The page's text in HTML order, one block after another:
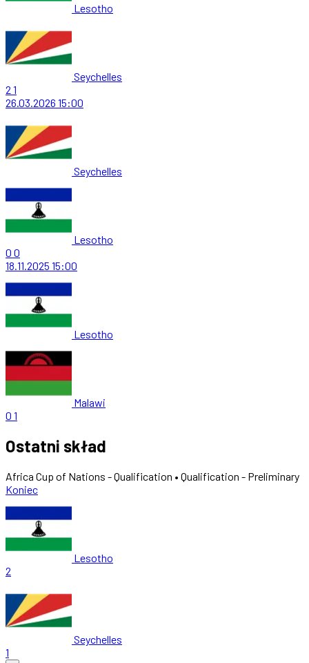
Lesotho
Seychelles
2 1
26.03.2026 15:00
Seychelles
Lesotho
0 0
18.11.2025 15:00
Lesotho
Malawi
0 1
Ostatni skład
Africa Cup of Nations - Qualification • Qualification - Preliminary
Koniec
Lesotho
2
Seychelles
1